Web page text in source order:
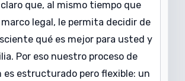
que, al mismo tiempo que
legal, le permita decidir de
qué es mejor para usted y
Por eso nuestro proceso de
es estructurado pero flexible: un